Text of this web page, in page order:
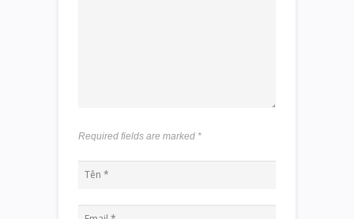
Required fields are marked *